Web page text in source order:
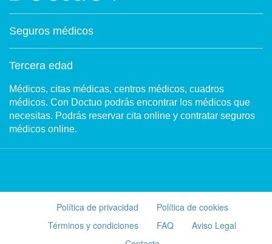
Seguros médicos
Tercera edad
Médicos, citas médicas, centros médicos, cuadros
médicos. Con Doctuo podrás encontrar los médicos que
necesitas. Podrás reservar cita online y contratar seguros
médicos online.
Política de privacidad
Política de cookies
Términos y condiciones
FAQ
Aviso Legal